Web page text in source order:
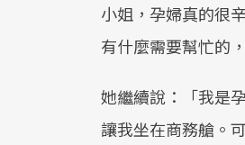
小姐，孕婦真的很
有什麼需要幫忙的
她繼續說：「我是
讓我坐在商務艙。